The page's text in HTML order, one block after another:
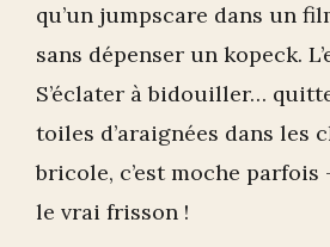
qu’un jumpscare dans un
sans dépenser un kopeck.
S’éclater à bidouiller…
toiles d’araignées dans les
bricole, c’est moche parfois
le vrai frisson !